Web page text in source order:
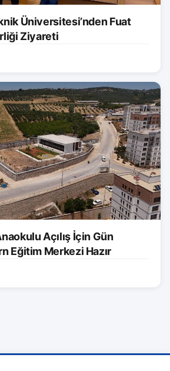
Üniversitesi’nden Fuat
Ziyareti
Açılış İçin Gün
Eğitim Merkezi Hazır